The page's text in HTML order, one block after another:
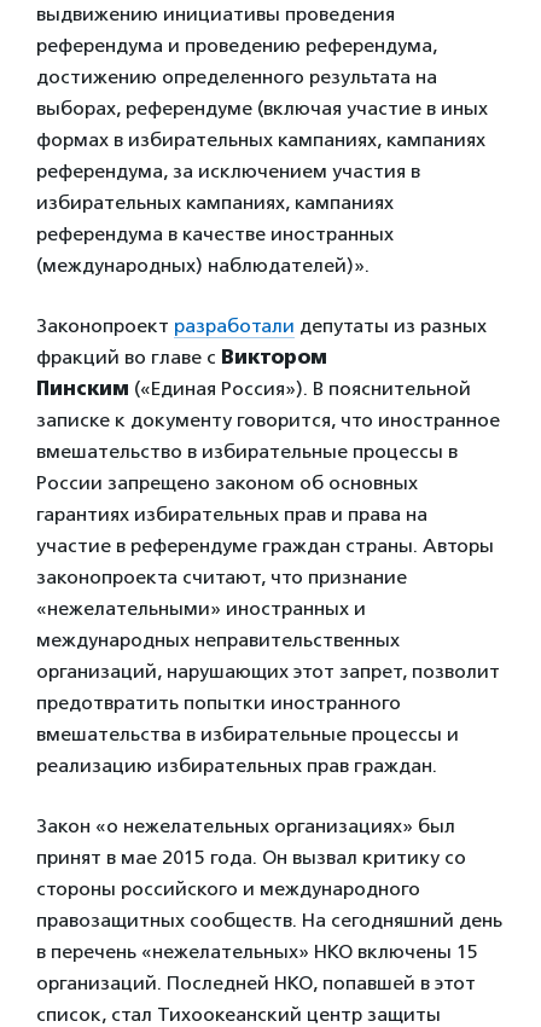
выдвижению инициативы проведения
референдума и проведению референдума,
достижению определенного результата на
выборах, референдуме (включая участие в иных
формах в избирательных кампаниях, кампаниях
референдума, за исключением участия в
избирательных кампаниях, кампаниях
референдума в качестве иностранных
(международных) наблюдателей)».
Законопроект разработали депутаты из разных
фракций во главе с Виктором
Пинским («Единая Россия»). В пояснительной
записке к документу говорится, что иностранное
вмешательство в избирательные процессы в
России запрещено законом об основных
гарантиях избирательных прав и права на
участие в референдуме граждан страны. Авторы
законопроекта считают, что признание
«нежелательными» иностранных и
международных неправительственных
организаций, нарушающих этот запрет, позволит
предотвратить попытки иностранного
вмешательства в избирательные процессы и
реализацию избирательных прав граждан.
Закон «о нежелательных организациях» был
принят в мае 2015 года. Он вызвал критику со
стороны российского и международного
правозащитных сообществ. На сегодняшний день
в перечень «нежелательных» НКО включены 15
организаций. Последней НКО, попавшей в этот
список, стал Тихоокеанский центр защиты